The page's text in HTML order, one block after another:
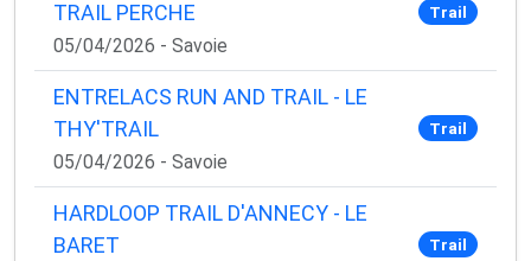
TRAIL PERCHE
05/04/2026 - Savoie
Trail
ENTRELACS RUN AND TRAIL - LE
THY'TRAIL
05/04/2026 - Savoie
Trail
HARDLOOP TRAIL D'ANNECY - LE
BARET
Trail